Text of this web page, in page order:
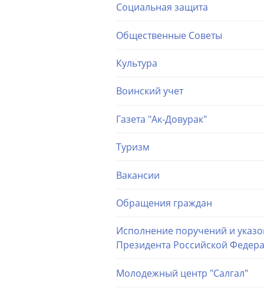
Социальная защита
Общественные Советы
Культура
Воинский учет
Газета "Ак-Довурак"
Туризм
Вакансии
Обращения граждан
Исполнение поручений и
Президента Российской
Молодежный центр "Салгал"